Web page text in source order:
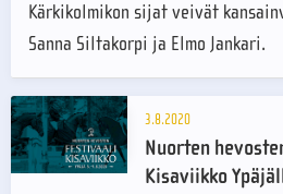
Kärkikolmikon sijat veivät
Sanna Siltakorpi ja Elmo Jankari.
3.8.2020
Nuorten
Kisaviikko